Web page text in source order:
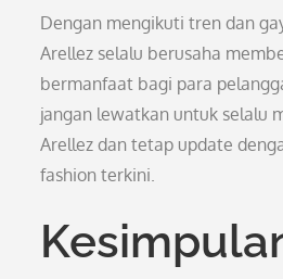
Dengan mengikuti tren dan
Arellez selalu berusaha
bermanfaat bagi para
jangan lewatkan untuk selalu
Arellez dan tetap update
fashion terkini.